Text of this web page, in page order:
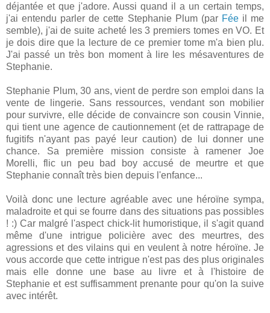
déjantée et que j'adore. Aussi quand il a un certain temps,
j'ai entendu parler de cette Stephanie Plum (par Féeil me
semble), j'ai de suite acheté les 3 premiers tomes en VO. Et
je dois dire que la lecture de ce premier tome m'a bien plu.
J'ai passé un très bon moment à lire les mésaventures de
Stephanie.
Stephanie Plum, 30 ans, vient de perdre son emploi dans la
vente de lingerie. Sans ressources, vendant son mobilier
pour survivre, elle décide de convaincre son cousin Vinnie,
qui tient une agence de cautionnement (et de rattrapage de
fugitifs n'ayant pas payé leur caution) de lui donner une
chance. Sa première mission consiste à ramener Joe
Morelli, flic un peu bad boy accusé de meurtre et que
Stephanie connaît très bien depuis l'enfance...
Voilà donc une lecture agréable avec une héroïne sympa,
maladroite et qui se fourre dans des situations pas possibles
! :) Car malgré l'aspect chick-lit humoristique, il s'agit quand
même d'une intrigue policière avec des meurtres, des
agressions et des vilains qui en veulent à notre héroïne. Je
vous accorde que cette intrigue n'est pas des plus originales
mais elle donne une base au livre et à l'histoire de
Stephanie et est suffisamment prenante pour qu'on la suive
avec intérêt.